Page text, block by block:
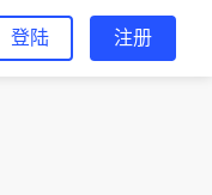
登陆 注册